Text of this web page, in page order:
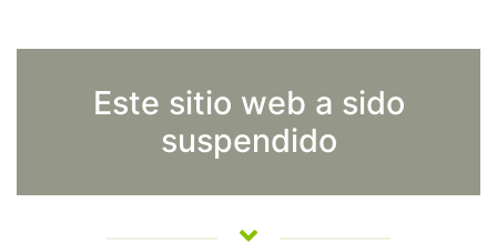
Este sitio web a sido
suspendido